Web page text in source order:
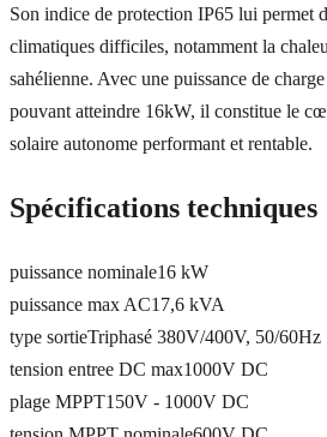
Son indice de protection IP65 lui permet
climatiques difficiles, notamment la
sahélienne. Avec une puissance de
pouvant atteindre 16kW, il constitue le
solaire autonome performant et rentable.
Spécifications techniques
puissance nominale16 kW
puissance max AC17,6 kVA
type sortieTriphasé 380V/400V, 50/60Hz
tension entree DC max1000V DC
plage MPPT150V - 1000V DC